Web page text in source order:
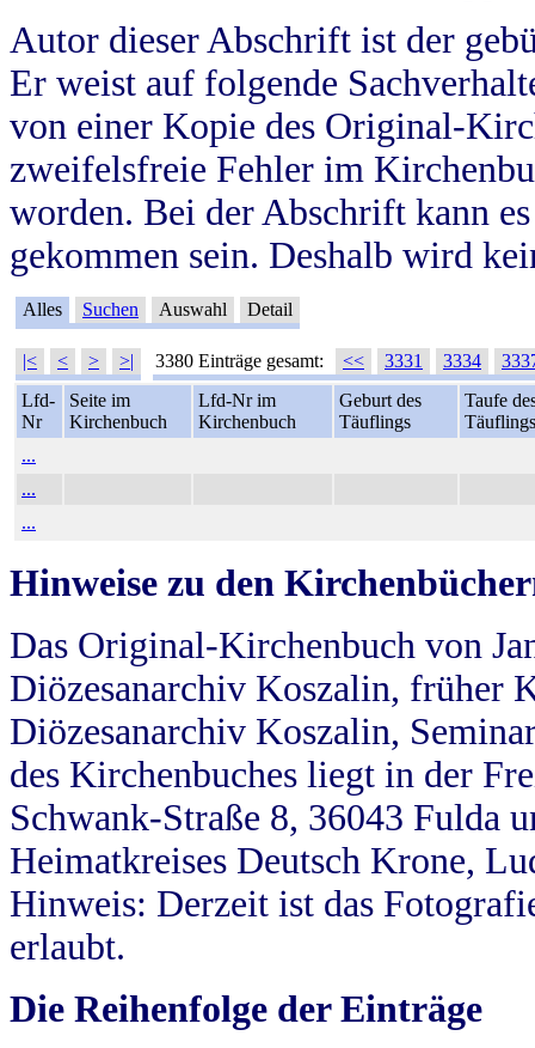
Autor dieser Abschrift ist der
Er weist auf folgende
von einer Kopie des Original-
zweifelsfreie Fehler im
worden. Bei der Abschrift kann
gekommen sein. Deshalb wird
Alles Suchen Auswahl Detail
|< < > >| 3380 Einträge gesamt: << 3331 3334
Lfd-
Nr
Seite im
Kirchenbuch
Lfd-Nr im
Kirchenbuch
Geburt des
Täuflings
Taufe
Täuflings
...
...
...
Hinweise zu den
Das Original-Kirchenbuch von
Diözesanarchiv Koszalin, früher
Diözesanarchiv Koszalin,
des Kirchenbuches liegt in der
Schwank-Straße 8, 36043 Fulda
Heimatkreises Deutsch Krone,
Hinweis: Derzeit ist das
erlaubt.
Die Reihenfolge der Einträge